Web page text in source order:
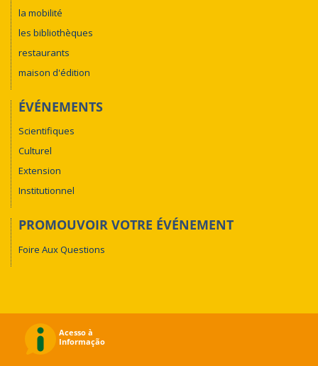
la mobilité
les bibliothèques
restaurants
maison d'édition
ÉVÉNEMENTS
Scientifiques
Culturel
Extension
Institutionnel
PROMOUVOIR VOTRE ÉVÉNEMENT
Foire Aux Questions